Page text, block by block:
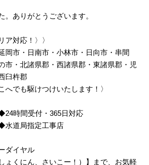
。ありがとうございます。
ア対応！〉〉
岡市・日南市・小林市・日向市・串間
市・北諸県郡・西諸県郡・東諸県郡・児
臼杵郡
へでも駆けつけいたします！〉
時間受付・365日対応
道局指定工事店
ダイヤル
ょくにん、さいこー！）】まで、お気軽